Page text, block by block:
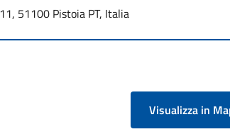
51100 Pistoia PT, Italia
Visualizza in